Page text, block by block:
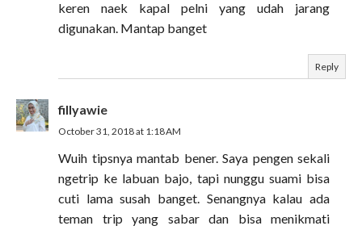
keren naek kapal pelni yang udah jarang
digunakan. Mantap banget
Reply
fillyawie
October 31, 2018 at 1:18 AM
Wuih tipsnya mantab bener. Saya pengen sekali
ngetrip ke labuan bajo, tapi nunggu suami bisa
cuti lama susah banget. Senangnya kalau ada
teman trip yang sabar dan bisa menikmati